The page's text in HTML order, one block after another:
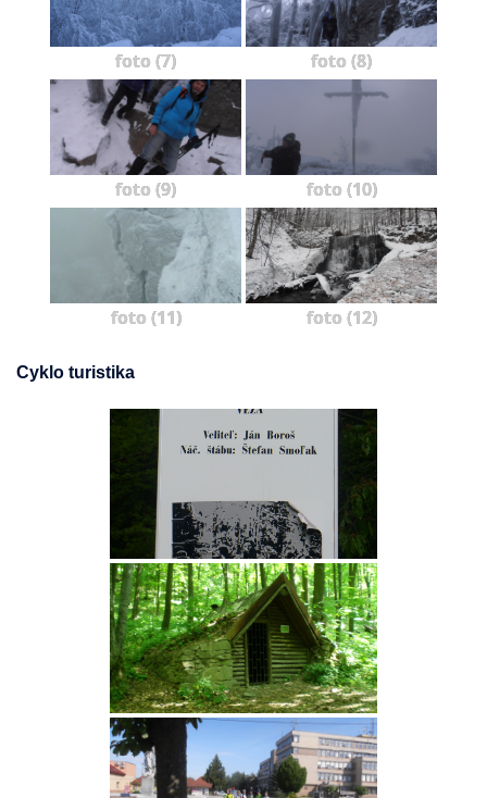
foto (7) foto (8)
foto (9) foto (10)
foto (11) foto (12)
Cyklo turistika